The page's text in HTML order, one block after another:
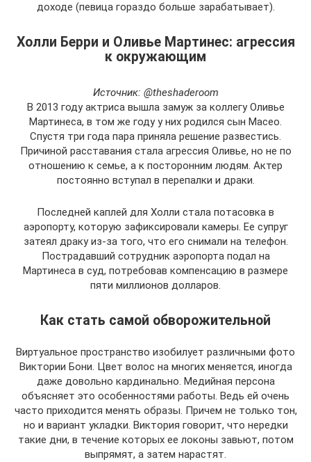
доходе (певица гораздо больше зарабатывает).
Холли Берри и Оливье Мартинес: агрессия
к окружающим
Источник: @theshaderoom
В 2013 году актриса вышла замуж за коллегу Оливье
Мартинеса, в том же году у них родился сын Масео.
Спустя три года пара приняла решение развестись.
Причиной расставания стала агрессия Оливье, но не по
отношению к семье, а к посторонним людям. Актер
постоянно вступал в перепалки и драки.
Последней каплей для Холли стала потасовка в
аэропорту, которую зафиксировали камеры. Ее супруг
затеял драку из-за того, что его снимали на телефон.
Пострадавший сотрудник аэропорта подал на
Мартинеса в суд, потребовав компенсацию в размере
пяти миллионов долларов.
Как стать самой обворожительной
Виртуальное пространство изобилует различными фото
Виктории Бони. Цвет волос на многих меняется, иногда
даже довольно кардинально. Медийная персона
объясняет это особенностями работы. Ведь ей очень
часто приходится менять образы. Причем не только тон,
но и вариант укладки. Виктория говорит, что нередки
такие дни, в течение которых ее локоны завьют, потом
выпрямят, а затем нарастят.